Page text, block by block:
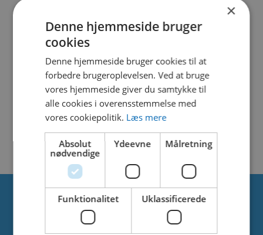
File Count
Create Date 9. november 2023
Last Updated 9. november 2023
AQUA DOME N°2
×
Denne hjemmeside bruger
cookies
Denne hjemmeside bruger cookies til at
forbedre brugeroplevelsen. Ved at bruge
vores hjemmeside giver du samtykke til
alle cookies i overensstemmelse med
vores cookiepolitik. Læs mere
Absolut
nødvendige
Ydeevne Målretning
Funktionalitet Uklassificerede